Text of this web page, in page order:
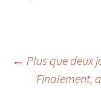
← Plus que deux
Finalement,